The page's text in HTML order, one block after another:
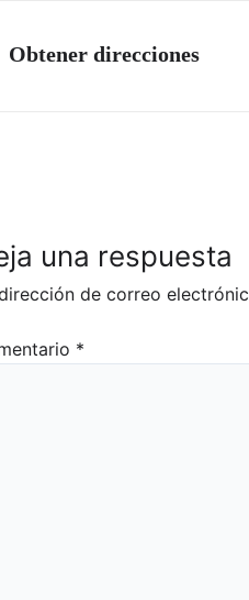
Obtener direcciones
una respuesta
de correo
*